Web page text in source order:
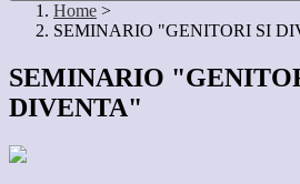
Home >
SEMINARIO "GENITORI SI
SEMINARIO
DIVENTA"